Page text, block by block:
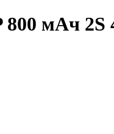
800 мАч 2S